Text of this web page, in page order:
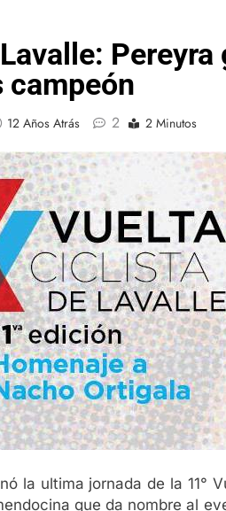
campeón
12 Años Atrás 2 2 Minutos
la ultima jornada de la 11°
que da nombre al